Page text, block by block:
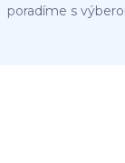
poradíme s